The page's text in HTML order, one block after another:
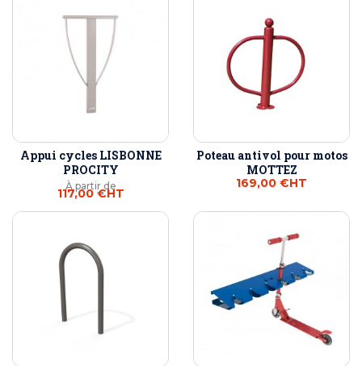
Appui cycles LISBONNE
PROCITY
À partir de
117,00 €HT
Poteau antivol pour motos
MOTTEZ
169,00 €HT